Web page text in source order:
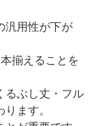
汎用性が下が
揃えることを
るぶし丈・フル
ます。